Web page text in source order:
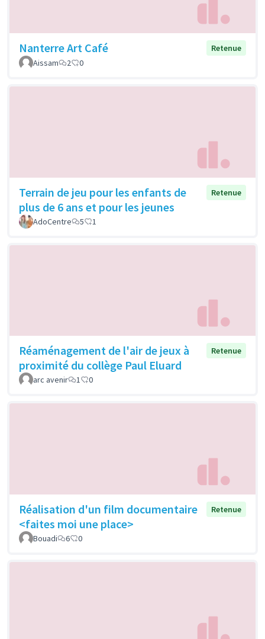
Nanterre Art Café
Retenue
Aissam
2 0
Terrain de jeu pour les enfants de
plus de 6 ans et pour les jeunes
Retenue
AdoCentre 5 1
Réaménagement de l'air de jeux à
proximité du collège Paul Eluard
Retenue
arc avenir 1 0
Réalisation d'un film documentaire
<faites moi une place>
Retenue
Bouadi 6 0